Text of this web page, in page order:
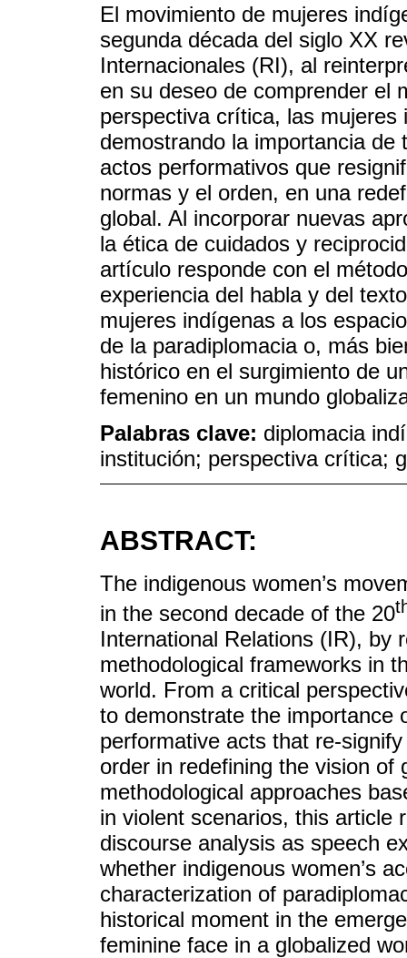
El movimiento de mujeres
segunda década del siglo XX
Internacionales (RI), al
en su deseo de comprender el
perspectiva crítica, las
demostrando la importancia
actos performativos que
normas y el orden, en una
global. Al incorporar nuevas
la ética de cuidados y
artículo responde con el
experiencia del habla y del
mujeres indígenas a los
de la paradiplomacia o, más
histórico en el surgimiento de
femenino en un mundo
Palabras clave: diplomacia
institución; perspectiva crítica;
ABSTRACT:
The indigenous women’s
in the second decade of the 20
International Relations (IR), by
methodological frameworks in
world. From a critical
to demonstrate the importance
performative acts that re-
order in redefining the vision of
methodological approaches
in violent scenarios, this article
discourse analysis as speech
whether indigenous women’s
characterization of
historical moment in the
feminine face in a globalized